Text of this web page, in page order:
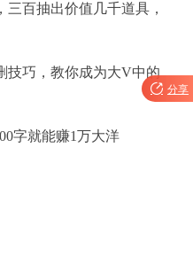
百抽出价值几千道具，
技巧，教你成为大V中的
字就能赚1万大洋
 分享